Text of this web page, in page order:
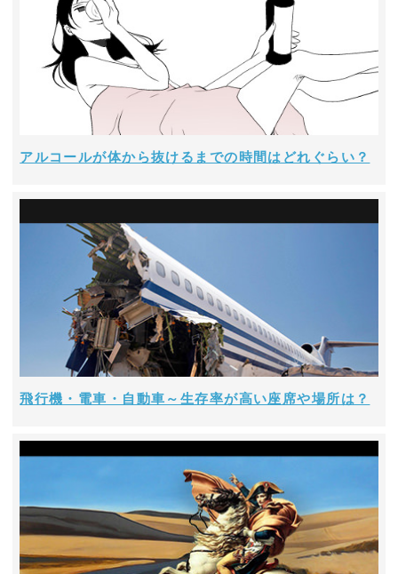
アルコールが体から抜けるまでの時間はどれぐらい？
飛行機・電車・自動車～生存率が高い座席や場所は？